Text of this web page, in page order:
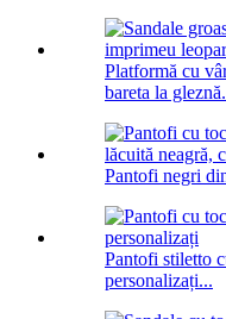
Platformă cu
bareta la
Pantofi negri
Pantofi stiletto
personalizați...